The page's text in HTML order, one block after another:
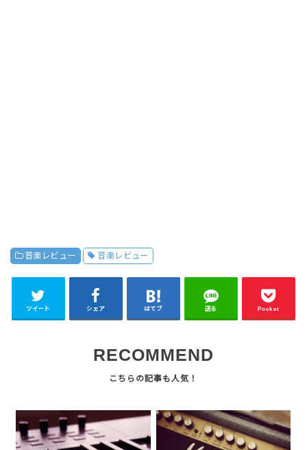
音楽レビュー 音楽レビュー
ツイート シェア はてブ 送る Pocket
RECOMMEND